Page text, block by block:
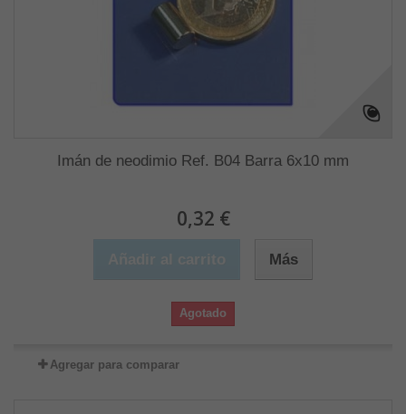
Imán de neodimio Ref. B04 Barra 6x10 mm
0,32 €
Más
Agotado
Agregar para comparar